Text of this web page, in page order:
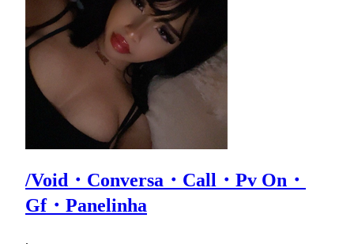
/Void・Conversa・Call・Pv On・
Gf・Panelinha
.